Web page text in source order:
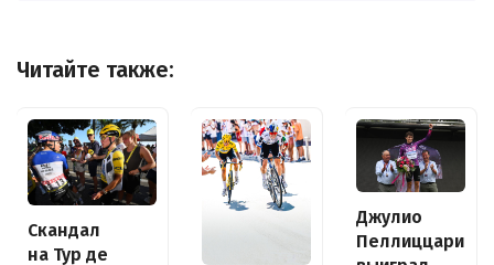
Читайте также:
Скандал
на Тур де
Джулио
Пеллиццари